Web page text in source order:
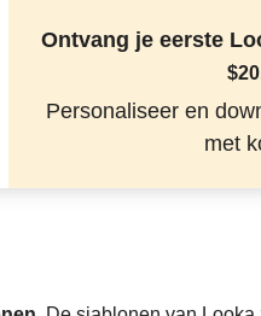
Ontvang je eerste
$
Personaliseer en
met